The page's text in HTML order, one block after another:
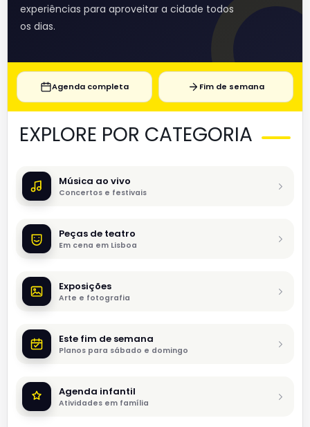
experiências para aproveitar a cidade todos
os dias.
Agenda completa Fim de semana
EXPLORE POR CATEGORIA
Música ao vivo
Concertos e festivais
Peças de teatro
Em cena em Lisboa
Exposições
Arte e fotografia
Este fim de semana
Planos para sábado e domingo
Agenda infantil
Atividades em família